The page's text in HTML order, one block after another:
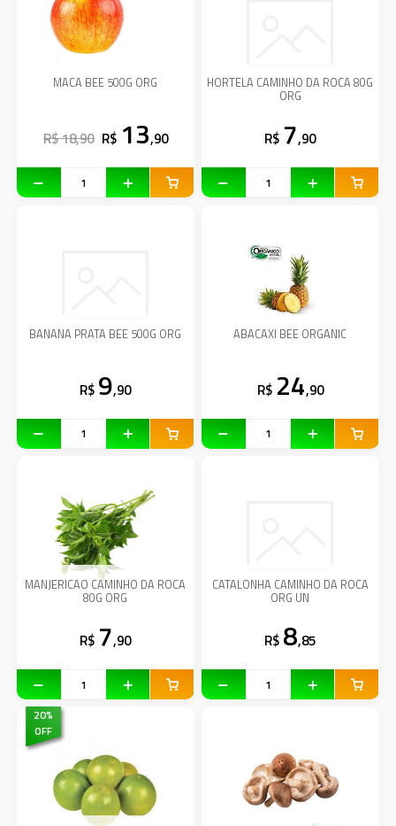
MACA BEE 500G ORG
R$ 18,90 R$ 13,90
HORTELA CAMINHO DA ROCA 80G
ORG
R$ 7,90
BANANA PRATA BEE 500G ORG
R$ 9,90
ABACAXI BEE ORGANIC
R$ 24,90
MANJERICAO CAMINHO DA ROCA
80G ORG
R$ 7,90
CATALONHA CAMINHO DA ROCA
ORG UN
R$ 8,85
20%
OFF